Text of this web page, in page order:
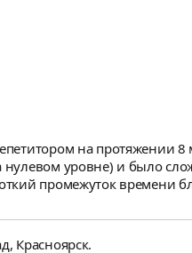
на протяжении
уровне) и было
промежуток
и есть очень много
Красноярск.